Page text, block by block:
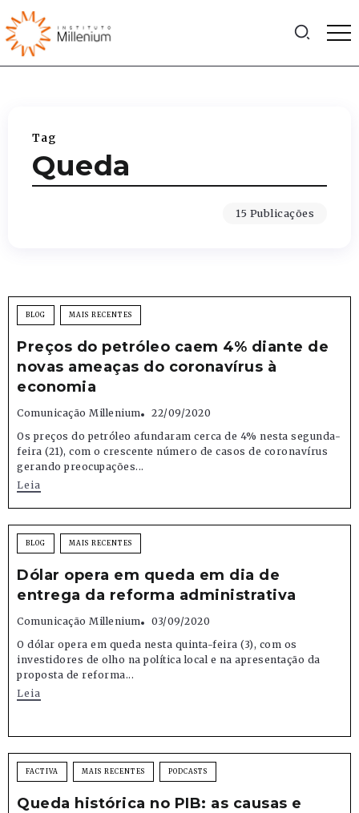
Tag
Queda
15 Publicações
BLOG MAIS RECENTES
Preços do petróleo caem 4% diante de
novas ameaças do coronavírus à
economia
Comunicação Millenium
22/09/2020
Os preços do petróleo afundaram cerca de 4% nesta segunda-
feira (21), com o crescente número de casos de coronavírus
gerando preocupações...
Leia
BLOG MAIS RECENTES
Dólar opera em queda em dia de
entrega da reforma administrativa
Comunicação Millenium
03/09/2020
O dólar opera em queda nesta quinta-feira (3), com os
investidores de olho na política local e na apresentação da
proposta de reforma...
Leia
FACTIVA MAIS RECENTES PODCASTS
Queda histórica no PIB: as causas e